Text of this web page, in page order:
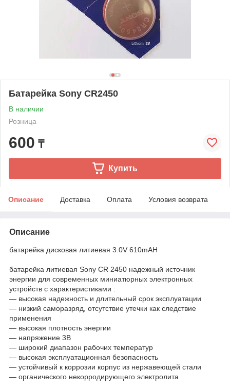
Батарейка Sony CR2450
В наличии
Розница
600 ₸
Купить
Описание Доставка Оплата Условия возврата
Описание
батарейка дисковая литиевая 3.0V 610mAH
батарейка литиевая Sony CR 2450 надежный источник
энергии для современных миниатюрных электронных
устройств с характеристиками :
― высокая надежность и длительный срок эксплуатации
― низкий саморазряд, отсутствие утечки как следствие
применения
― высокая плотность энергии
― напряжение 3В
― широкий диапазон рабочих температур
― высокая эксплуатационная безопасность
― устойчивый к коррозии корпус из нержавеющей стали
― органического некорродирующего электролита